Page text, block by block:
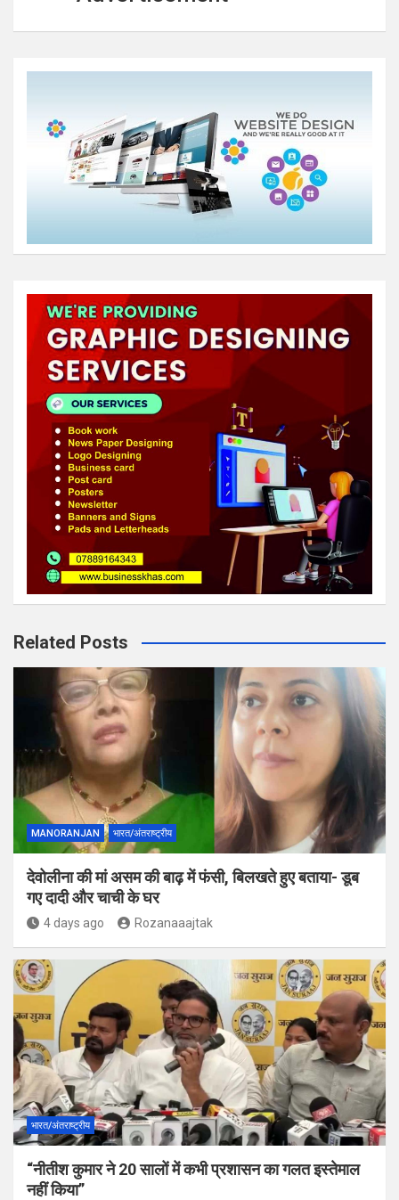
Related Posts
MANORANJAN भारत/अंतराष्ट्रीय
देवोलीना की मां असम की बाढ़ में फंसी, बिलखते हुए बताया- डूब
गए दादी और चाची के घर
4 days ago Rozanaaajtak
भारत/अंतराष्ट्रीय
“नीतीश कुमार ने 20 सालों में कभी प्रशासन का गलत इस्तेमाल
नहीं किया”